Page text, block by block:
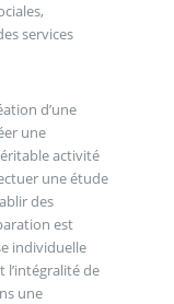
services
d’une
une
activité
une étude
des
est
individuelle
l’intégralité de
une